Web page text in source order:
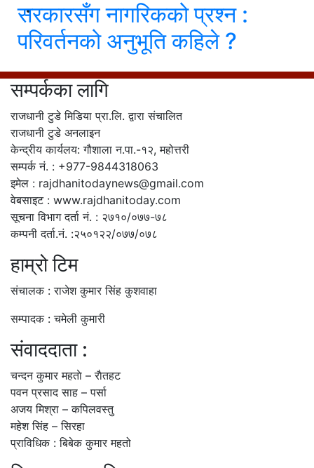
सरकारसँग नागरिकको प्रश्न :
परिवर्तनको अनुभूति कहिले ?
सम्पर्कका लागि
राजधानी टुडे मिडिया प्रा.लि. द्वारा संचालित
राजधानी टुडे अनलाइन
केन्द्रीय कार्यलय: गौशाला न.पा.-१२, महोत्तरी
सम्पर्क नं. : +977-9844318063
इमेल : rajdhanitodaynews@gmail.com
वेबसाइट : www.rajdhanitoday.com
सूचना विभाग दर्ता नं. : २७१०/०७७-७८
कम्पनी दर्ता.नं. :२५०१२२/०७७/०७८
हाम्रो टिम
संचालक : राजेश कुमार सिंह कुशवाहा
सम्पादक : चमेली कुमारी
संवाददाता :
चन्दन कुमार महताे – राैतहट
पवन प्रसाद साह – पर्सा
अजय मिश्रा – कपिलवस्तु
महेश सिंह – सिरहा
प्राविधिक : बिबेक कुमार महतो